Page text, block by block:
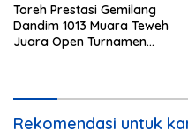
Toreh Prestasi Gemilang
Dandim 1013 Muara Teweh
Juara Open Turnamen
Rekomendasi untuk